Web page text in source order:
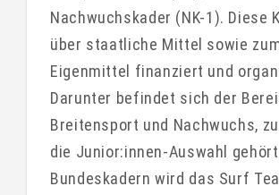
Nachwuchskader (NK-1). Diese
über staatliche Mittel sowie
Eigenmittel finanziert und
Darunter befindet sich der
Breitensport und Nachwuchs,
die Junior:innen-Auswahl
Bundeskadern wird das Surf